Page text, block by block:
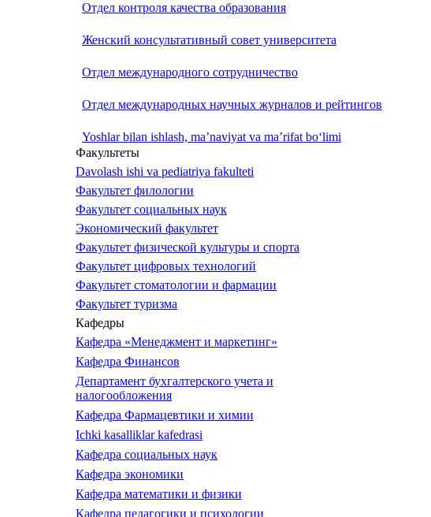
Отдел контроля качества образования
Женский консультативный совет университета
Отдел международного сотрудничество
Отдел международных научных журналов и рейтингов
Yoshlar bilan ishlash, ma’naviyat va ma’rifat bo‘limi
Факультеты
Davolash ishi va pediatriya fakulteti
Факультет филологии
Факультет социальных наук
Экономический факультет
Факультет физической культуры и спорта
Факультет цифровых технологий
Факультет стоматологии и фармации
Факультет туризма
Кафедры
Кафедра «Менеджмент и маркетинг»
Кафедра Финансов
Департамент бухгалтерского учета и
налогообложения
Кафедра Фармацевтики и химии
Ichki kasalliklar kafedrasi
Кафедра социальных наук
Кафедра экономики
Кафедра математики и физики
Кафедра педагогики и психологии